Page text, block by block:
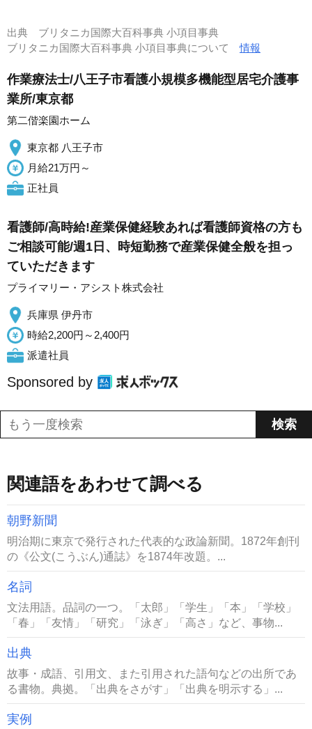
出典 ブリタニカ国際大百科事典 小項目事典
ブリタニカ国際大百科事典 小項目事典について情報
作業療法士/八王子市看護小規模多機能型居宅介護事
業所/東京都
第二偕楽園ホーム
東京都 八王子市
月給21万円～
正社員
看護師/高時給!産業保健経験あれば看護師資格の方も
ご相談可能/週1日、時短勤務で産業保健全般を担っ
ていただきます
プライマリー・アシスト株式会社
兵庫県 伊丹市
時給2,200円～2,400円
派遣社員
Sponsored by
関連語をあわせて調べる
朝野新聞
明治期に東京で発行された代表的な政論新聞。1872年創刊
の《公文(こうぶん)通誌》を1874年改題。...
名詞
文法用語。品詞の一つ。「太郎」「学生」「本」「学校」
「春」「友情」「研究」「泳ぎ」「高さ」など、事物...
出典
故事・成語、引用文、また引用された語句などの出所であ
る書物。典拠。「出典をさがす」「出典を明示する」...
実例